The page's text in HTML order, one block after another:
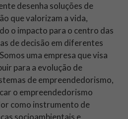
desenha soluções de
que valorizam a vida,
o impacto para o centro das
de decisão em diferentes
uma empresa que visa
para a evolução de
de empreendedorismo,
o empreendedorismo
como instrumento de